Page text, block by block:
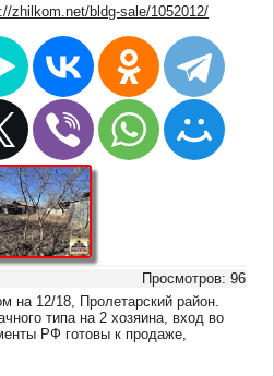
zhilkom.net/bldg-sale/1052012/
Просмотров: 96
на 12/18, Пролетарский район.
типа на 2 хозяина, вход во
РФ готовы к продаже,